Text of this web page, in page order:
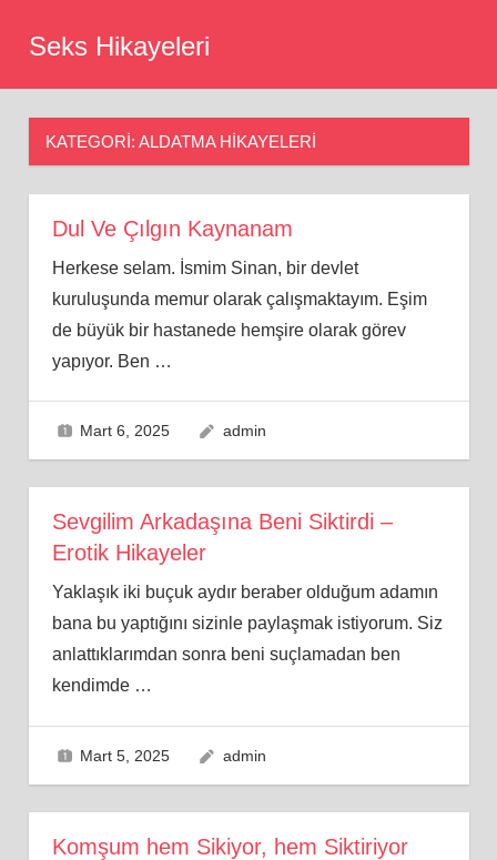
Seks Hikayeleri
KATEGORI: ALDATMA HIKAYELERI
Dul Ve Çılgın Kaynanam
Herkese selam. İsmim Sinan, bir devlet
kuruluşunda memur olarak çalışmaktayım. Eşim
de büyük bir hastanede hemşire olarak görev
yapıyor. Ben …
Mart 6, 2025 admin
Sevgilim Arkadaşına Beni Siktirdi –
Erotik Hikayeler
Yaklaşık iki buçuk aydır beraber olduğum adamın
bana bu yaptığını sizinle paylaşmak istiyorum. Siz
anlattıklarımdan sonra beni suçlamadan ben
kendimde …
Mart 5, 2025 admin
Komşum hem Sikiyor, hem Siktiriyor